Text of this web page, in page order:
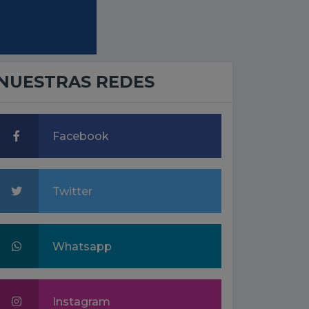
REDES
Facebook
Twitter
Whatsapp
Instagram